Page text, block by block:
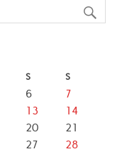
S S
6
7
13
14
20
21
27
28